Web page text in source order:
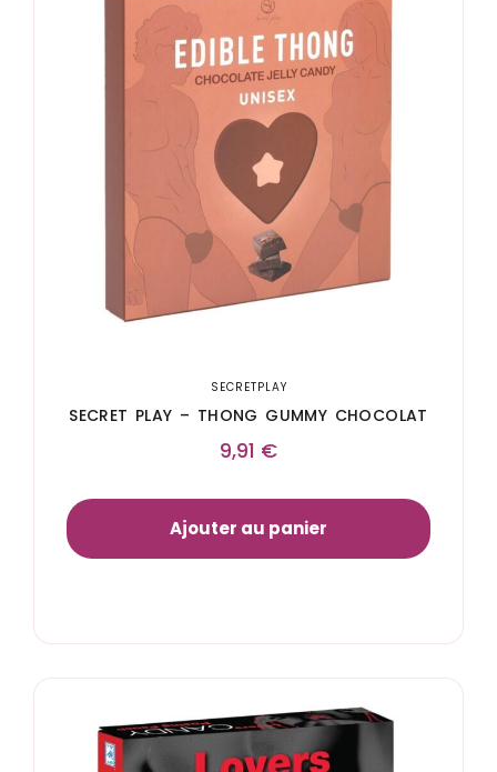
SECRETPLAY
SECRET PLAY – THONG GUMMY CHOCOLAT
9,91 €
Ajouter au panier